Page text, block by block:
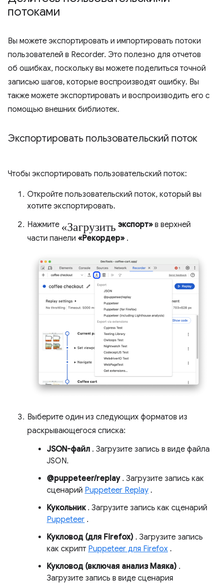
потоками
Вы можете экспортировать и импортировать потоки
пользователей в Recorder. Это полезно для отчетов
об ошибках, поскольку вы можете поделиться точной
записью шагов, которые воспроизводят ошибку. Вы
также можете экспортировать и воспроизводить его с
помощью внешних библиотек.
Экспортировать пользовательский поток
Чтобы экспортировать пользовательский поток:
Откройте пользовательский поток, который вы
хотите экспортировать.
Нажмите «Загрузить экспорт» в верхней
части панели «Рекордер» .
Выберите один из следующих форматов из
раскрывающегося списка:
JSON-файл . Загрузите запись в виде файла
JSON.
@puppeteer/replay. Загрузите запись как
сценарий Puppeteer Replay .
Кукольник. Загрузите запись как сценарий
Puppeteer .
Кукловод (для Firefox) . Загрузите запись
как скрипт Puppeteer для Firefox .
Кукловод (включая анализ Маяка) .
Загрузите запись в виде сценария